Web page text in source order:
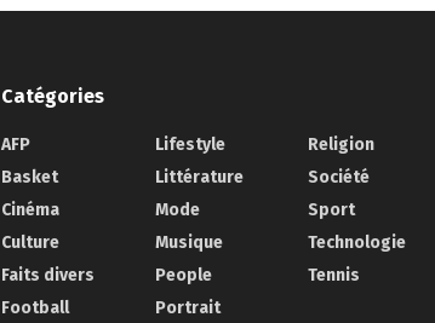
Catégories
AFP
Basket
Cinéma
Culture
Faits divers
Football
Lifestyle
Littérature
Mode
Musique
People
Portrait
Religion
Société
Sport
Technologie
Tennis